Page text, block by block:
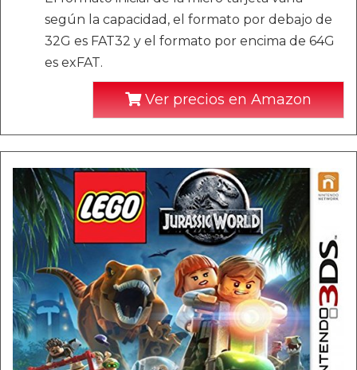
según la capacidad, el formato por debajo de
32G es FAT32 y el formato por encima de 64G
es exFAT.
Ver precios en Amazon